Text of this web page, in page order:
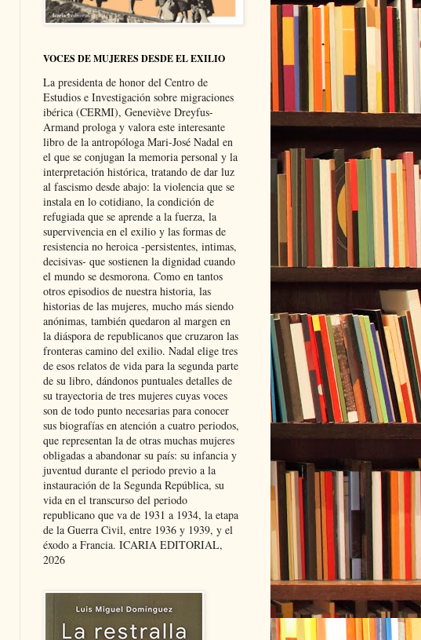
VOCES DE MUJERES DESDE EL EXILIO
La presidenta de honor del Centro de
Estudios e Investigación sobre migraciones
ibérica (CERMI), Geneviève Dreyfus-
Armand prologa y valora este interesante
libro de la antropóloga Mari-José Nadal en
el que se conjugan la memoria personal y la
interpretación histórica, tratando de dar luz
al fascismo desde abajo: la violencia que se
instala en lo cotidiano, la condición de
refugiada que se aprende a la fuerza, la
supervivencia en el exilio y las formas de
resistencia no heroica -persistentes, intimas,
decisivas- que sostienen la dignidad cuando
el mundo se desmorona. Como en tantos
otros episodios de nuestra historia, las
historias de las mujeres, mucho más siendo
anónimas, también quedaron al margen en
la diáspora de republicanos que cruzaron las
fronteras camino del exilio. Nadal elige tres
de esos relatos de vida para la segunda parte
de su libro, dándonos puntuales detalles de
su trayectoria de tres mujeres cuyas voces
son de todo punto necesarias para conocer
sus biografías en atención a cuatro periodos,
que representan la de otras muchas mujeres
obligadas a abandonar su país: su infancia y
juventud durante el periodo previo a la
instauración de la Segunda República, su
vida en el transcurso del periodo
republicano que va de 1931 a 1934, la etapa
de la Guerra Civil, entre 1936 y 1939, y el
éxodo a Francia. ICARIA EDITORIAL,
2026